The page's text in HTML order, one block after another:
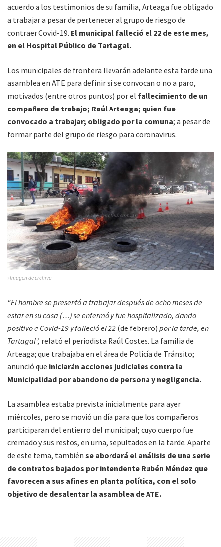
acuerdo a los testimonios de su familia, Arteaga fue obligado
a trabajar a pesar de pertenecer al grupo de riesgo de
contraer Covid-19. El municipal falleció el 22 de este mes,
en el Hospital Público de Tartagal.
Los municipales de frontera llevarán adelante esta tarde una
asamblea en ATE para definir si se convocan o no a paro,
motivados (entre otros puntos) por el fallecimiento de un
compañero de trabajo; Raúl Arteaga; quien fue
convocado a trabajar; obligado por la comuna; a pesar de
formar parte del grupo de riesgo para coronavirus.
»Imagen de archivo
“El hombre se presentó a trabajar después de ocho meses de
estar en su casa (…) se enfermó y fue hospitalizado, dando
positivo a Covid-19 y falleció el 22 (de febrero) por la tarde, en
Tartagal”, relató el periodista Raúl Costes. La familia de
Arteaga; que trabajaba en el área de Policía de Tránsito;
anunció que iniciarán acciones judiciales contra la
Municipalidad por abandono de persona y negligencia.
La asamblea estaba prevista inicialmente para ayer
miércoles, pero se movió un día para que los compañeros
participaran del entierro del municipal; cuyo cuerpo fue
cremado y sus restos, en urna, sepultados en la tarde. Aparte
de este tema, también se abordará el análisis de una serie
de contratos bajados por intendente Rubén Méndez que
favorecen a sus afines en planta política, con el solo
objetivo de desalentar la asamblea de ATE.